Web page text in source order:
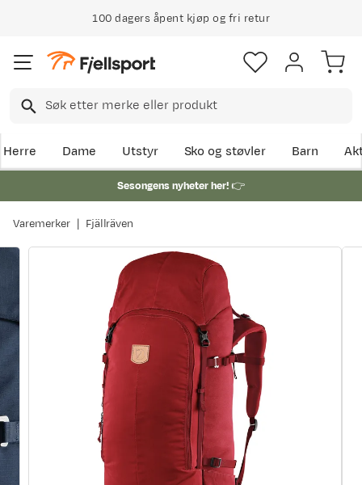
100 dagers åpent kjøp og fri retur
Herre Dame Utstyr Sko og støvler Barn
Sesongens nyheter her!👉
Varemerker Fjällräven